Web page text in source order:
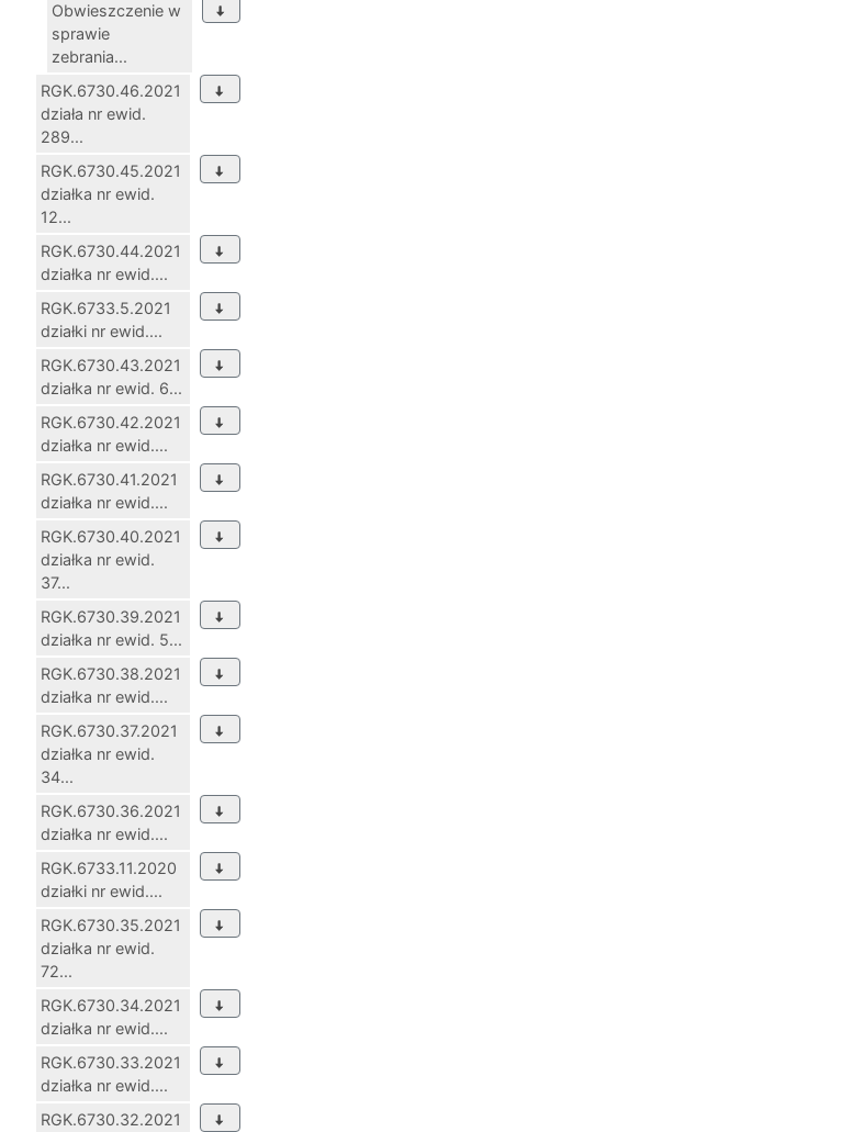
Obwieszczenie w
sprawie
zebrania...
RGK.6730.46.2021
działa nr ewid.
289...
RGK.6730.45.2021
działka nr ewid.
12...
RGK.6730.44.2021
działka nr ewid....
RGK.6733.5.2021
działki nr ewid....
RGK.6730.43.2021
działka nr ewid. 6...
RGK.6730.42.2021
działka nr ewid....
RGK.6730.41.2021
działka nr ewid....
RGK.6730.40.2021
działka nr ewid.
37...
RGK.6730.39.2021
działka nr ewid. 5...
RGK.6730.38.2021
działka nr ewid....
RGK.6730.37.2021
działka nr ewid.
34...
RGK.6730.36.2021
działka nr ewid....
RGK.6733.11.2020
działki nr ewid....
RGK.6730.35.2021
działka nr ewid.
72...
RGK.6730.34.2021
działka nr ewid....
RGK.6730.33.2021
działka nr ewid....
RGK.6730.32.2021